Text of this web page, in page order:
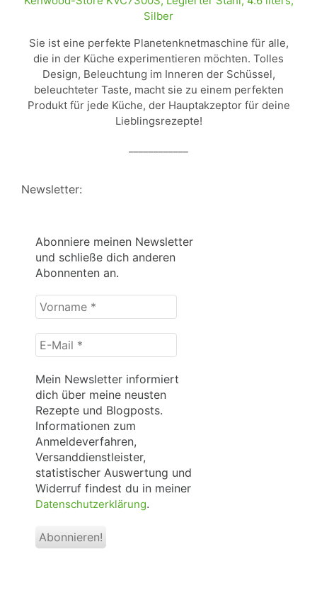
Silber
Sie ist eine perfekte Planetenknetmaschine für alle,
die in der Küche experimentieren möchten. Tolles
Design, Beleuchtung im Inneren der Schüssel,
beleuchteter Taste, macht sie zu einem perfekten
Produkt für jede Küche, der Hauptakzeptor für deine
Lieblingsrezepte!
Newsletter:
Abonniere meinen Newsletter
und schließe dich anderen
Abonnenten an.
Vorname
*
E-
Mail
Mein Newsletter informiert
dich über meine neusten
Rezepte und Blogposts.
Informationen zum
Anmeldeverfahren,
Versanddienstleister,
statistischer Auswertung und
Widerruf findest du in meiner
Datenschutzerklärung.